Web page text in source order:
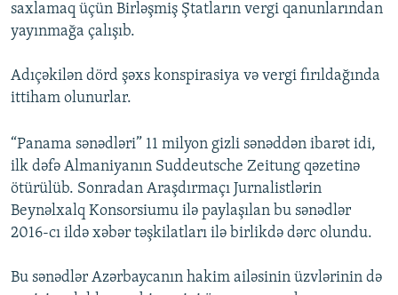
saxlamaq üçün Birləşmiş Ştatların vergi qanunlarından
yayınmağa çalışıb.
Adıçəkilən dörd şəxs konspirasiya və vergi fırıldağında
ittiham olunurlar.
“Panama sənədləri” 11 milyon gizli sənəddən ibarət idi,
ilk dəfə Almaniyanın Suddeutsche Zeitung qəzetinə
ötürülüb. Sonradan Araşdırmaçı Jurnalistlərin
Beynəlxalq Konsorsiumu ilə paylaşılan bu sənədlər
2016-cı ildə xəbər təşkilatları ilə birlikdə dərc olundu.
Bu sənədlər Azərbaycanın hakim ailəsinin üzvlərinin də